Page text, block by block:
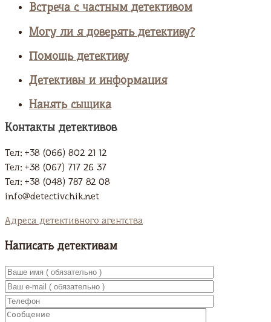
Встреча с частным детективом
Могу ли я доверять детективу?
Помощь детективу
Детективы и информация
Нанять сыщика
Контакты детективов
Тел: +38 (066) 802 21 12
Тел: +38 (067) 717 26 37
Тел: +38 (048) 787 82 08
info@detectivchik.net
Адреса детективного агентства
Написать детективам